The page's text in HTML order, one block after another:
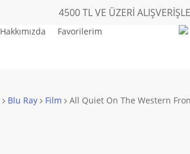
4500 TL VE ÜZERİ
Hakkımızda Favorilerim
Blu Ray Film All Quiet On The Western